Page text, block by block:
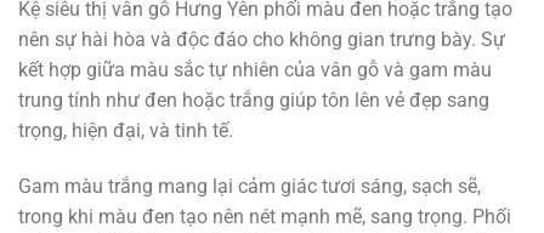
Kệ siêu thị vân gỗ Hưng Yên phối màu đen hoặc trắng tạo
nên sự hài hòa và độc đáo cho không gian trưng bày. Sự
kết hợp giữa màu sắc tự nhiên của vân gỗ và gam màu
trung tính như đen hoặc trắng giúp tôn lên vẻ đẹp sang
trọng, hiện đại, và tinh tế.
Gam màu trắng mang lại cảm giác tươi sáng, sạch sẽ,
trong khi màu đen tạo nên nét mạnh mẽ, sang trọng. Phối